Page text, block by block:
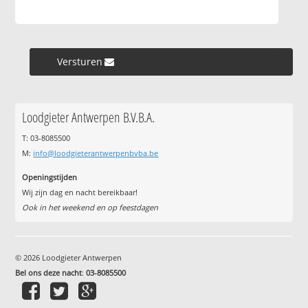
Versturen »
Loodgieter Antwerpen B.V.B.A.
T: 03-8085500
M: info@loodgieterantwerpenbvba.be
Openingstijden
Wij zijn dag en nacht bereikbaar!
Ook in het weekend en op feestdagen
© 2026 Loodgieter Antwerpen
Bel ons deze nacht:03-8085500